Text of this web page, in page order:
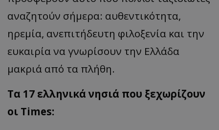
αναζητούν σήμερα: αυθεντικότητα,
ηρεμία, ανεπιτήδευτη φιλοξενία και την
ευκαιρία να γνωρίσουν την Ελλάδα
μακριά από τα πλήθη.
Τα 17 ελληνικά νησιά που ξεχωρίζουν
οι Times: